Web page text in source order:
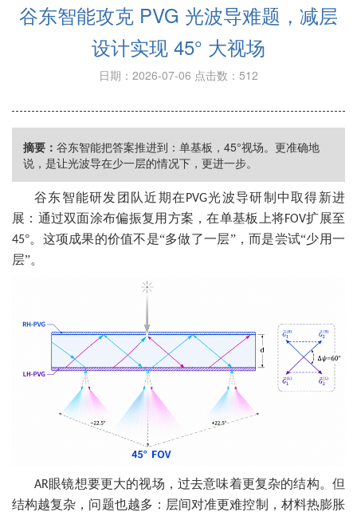
谷东智能攻克 PVG 光波导难题，减层
设计实现 45° 大视场
日期：2026-07-06 点击数：512
摘要： 谷东智能把答案推进到：单基板，45°视场。更准确地
说，是让光波导在少一层的情况下，更进一步。
谷东智能研发团队近期在PVG光波导研制中取得新进
展：通过双面涂布偏振复用方案，在单基板上将FOV扩展至
45°。这项成果的价值不是“多做了一层”，而是尝试“少用一
层”。
AR眼镜想要更大的视场，过去意味着更复杂的结构。但
结构越复杂，问题也越多：层间对准更难控制，材料热膨胀